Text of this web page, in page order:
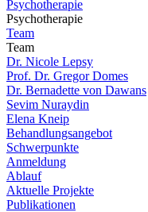
Psychotherapie
Psychotherapie
Team
Team
Dr. Nicole Lepsy
Prof. Dr. Gregor Domes
Dr. Bernadette von Dawans
Sevim Nuraydin
Elena Kneip
Behandlungsangebot
Schwerpunkte
Anmeldung
Ablauf
Aktuelle Projekte
Publikationen